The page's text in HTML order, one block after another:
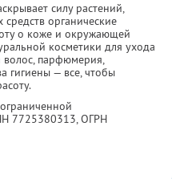
силу растений,
органические
о коже и окружающей
косметики для ухода
волос, парфюмерия,
гигиены — все, чтобы
7725380313, ОГРН